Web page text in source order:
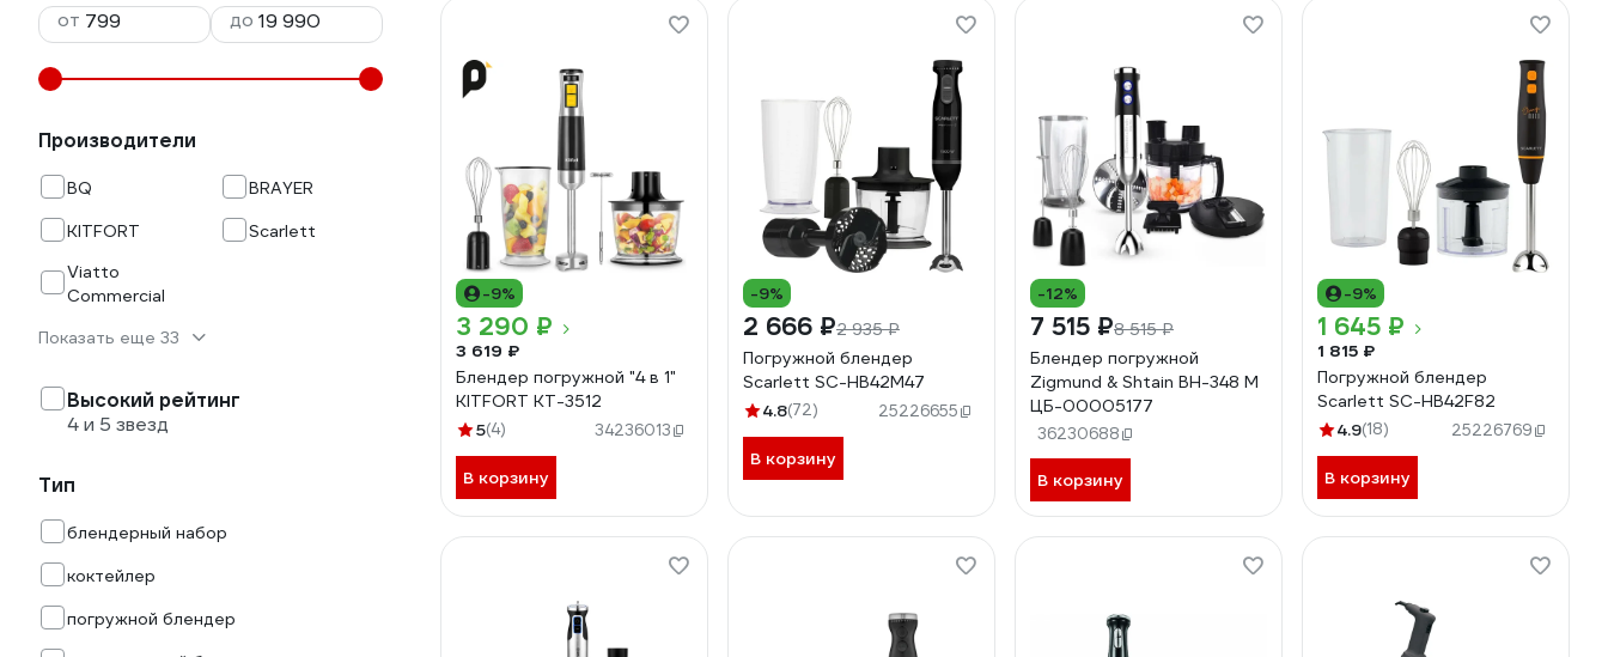
от
до
Производители
BQ
BRAYER
KITFORT
Scarlett
Viatto
Commercial
Показать еще 33
Высокий рейтинг
4 и 5 звезд
Тип
блендерный набор
коктейлер
погружной блендер
-9%
3 290 ₽
3 619 ₽
Блендер погружной "4 в 1"
KITFORT КТ-3512
5(4) 34236013
В корзину
-9%
2 666 ₽2 935 ₽
Погружной блендер
Scarlett SC-HB42M47
4.8(72) 25226655
В корзину
-12%
7 515 ₽8 515 ₽
Блендер погружной
Zigmund & Shtain BH-348 M
ЦБ-00005177
36230688
В корзину
-9%
1 645 ₽
1 815 ₽
Погружной блендер
Scarlett SC-HB42F82
4.9(18) 25226769
В корзину